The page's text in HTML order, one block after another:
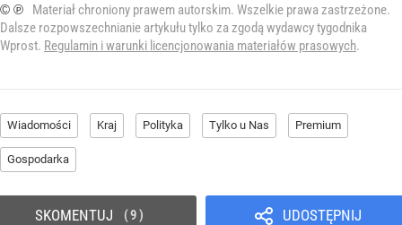
© ℗
Materiał chroniony prawem autorskim. Wszelkie prawa zastrzeżone.
Dalsze rozpowszechnianie artykułu tylko za zgodą wydawcy tygodnika
Wprost. Regulamin i warunki licencjonowania materiałów prasowych.
Wiadomości Kraj Polityka Tylko u Nas Premium
Gospodarka
UDOSTĘPNIJ
SKOMENTUJ 9